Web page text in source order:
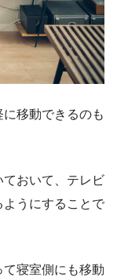
移動できるのも
おいて、テレビ
ようにすることで
寝室側にも移動